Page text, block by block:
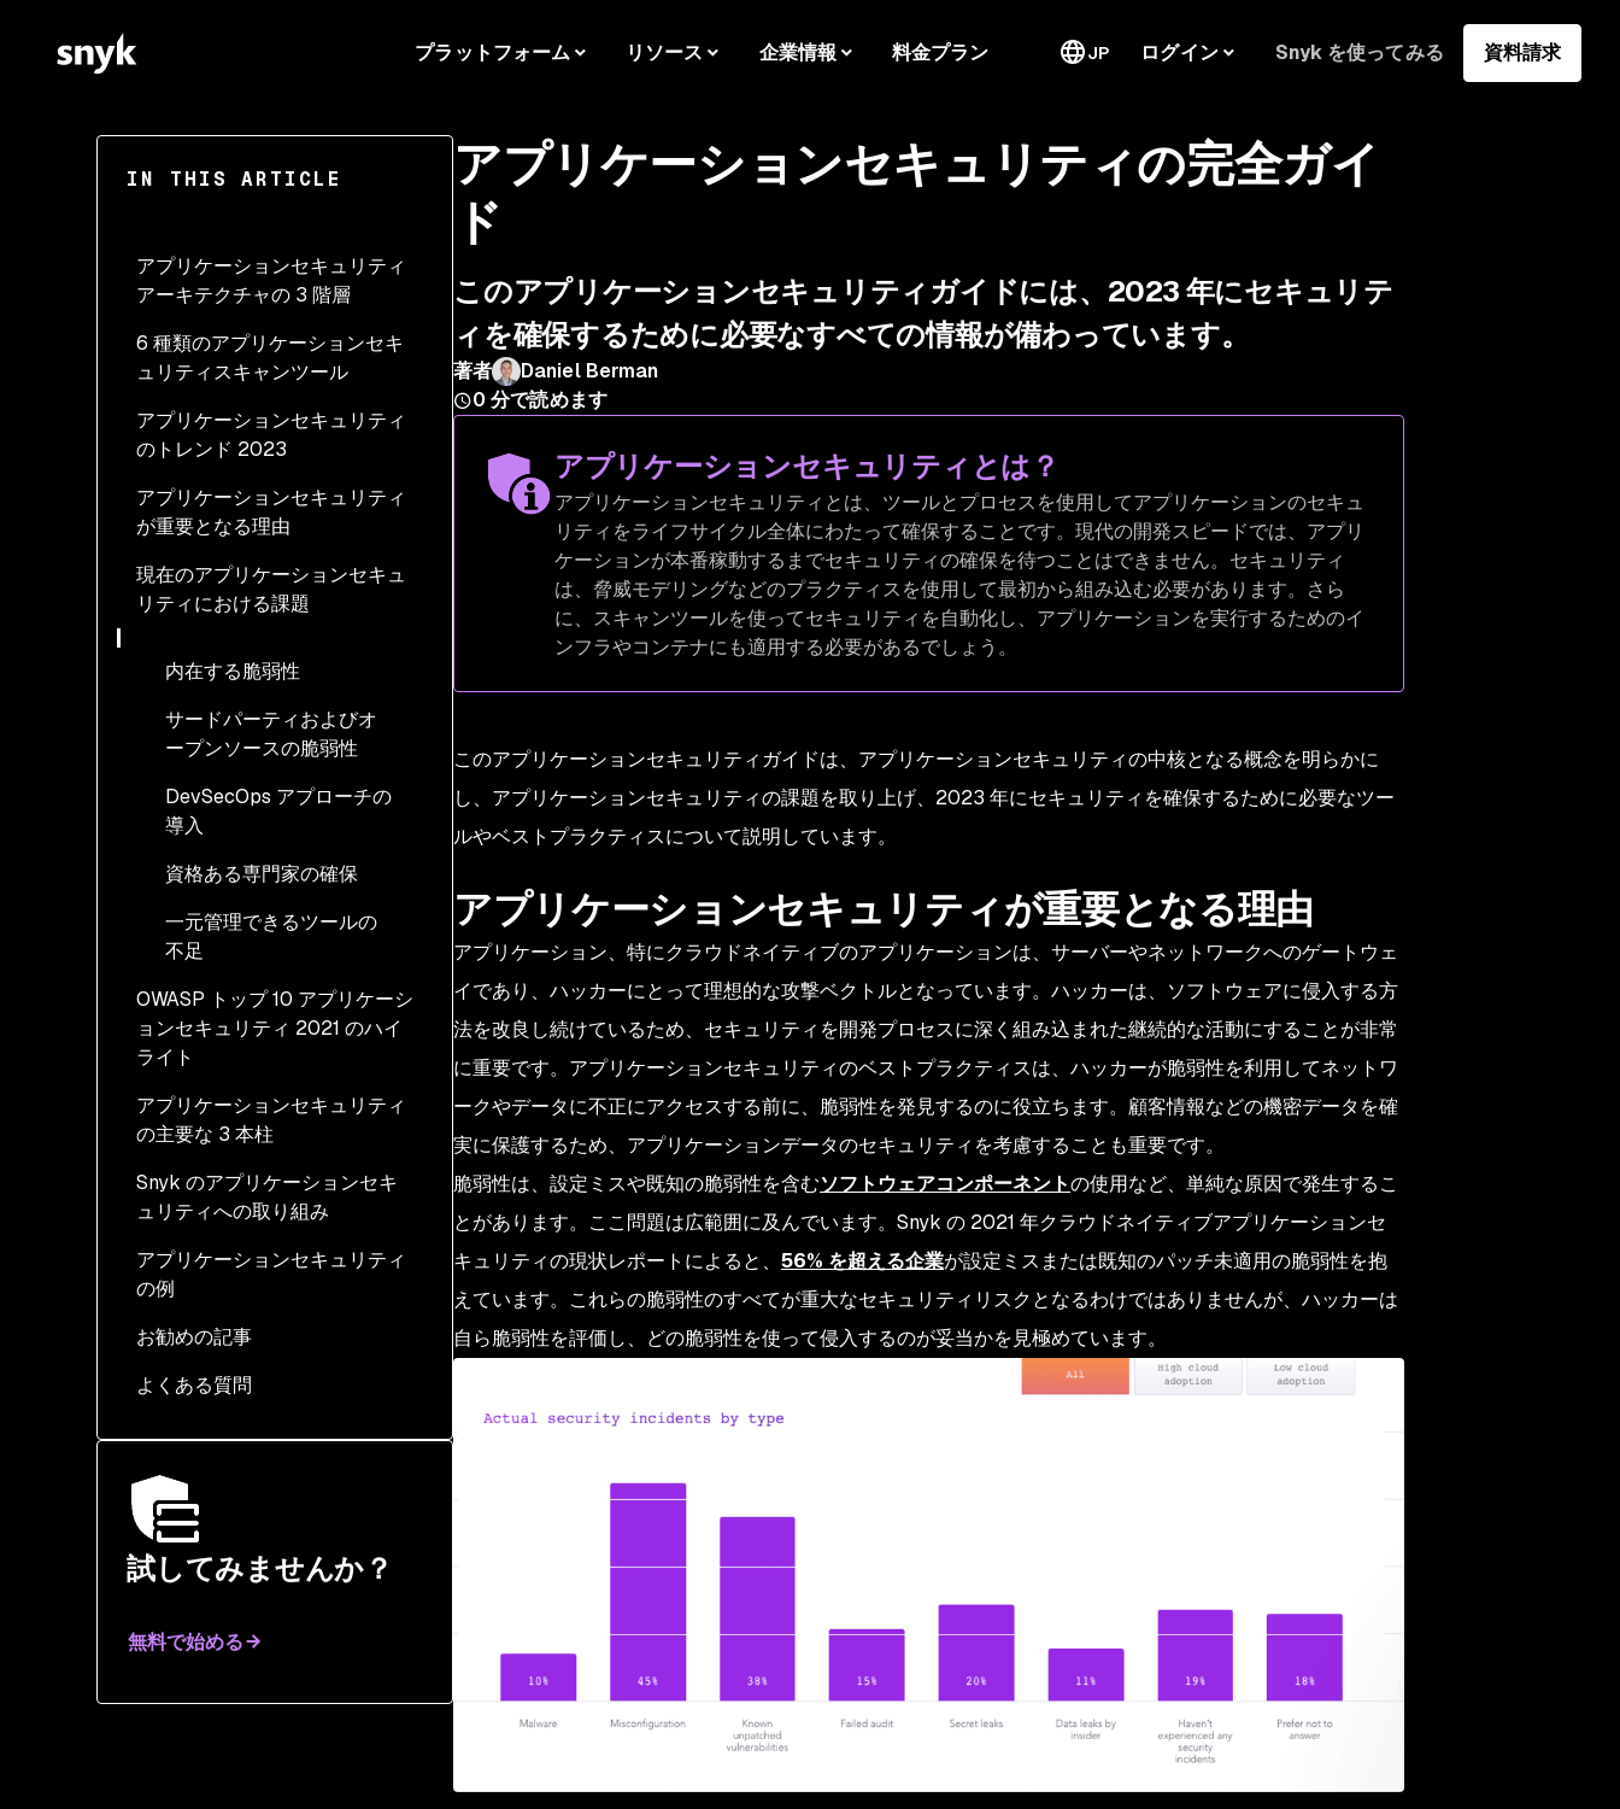
プラットフォーム リソース 企業情報 料金プラン JP ログイン Snyk を使ってみる 資料請求
IN THIS ARTICLE
アプリケーションセキュリティ
アーキテクチャの 3 階層
最上位層: クライアント
最下層: バックエンド
最新のアプリケーション
のアーキテクチャ図
6 種類のアプリケーションセキ
ュリティスキャンツール
アプリケーションセキュリティ
のトレンド 2023
アプリケーションセキュリティ
が重要となる理由
現在のアプリケーションセキュ
リティにおける課題
内在する脆弱性
サードパーティおよびオ
ープンソースの脆弱性
DevSecOps アプローチの
導入
資格ある専門家の確保
一元管理できるツールの
不足
OWASP トップ 10 アプリケーシ
ョンセキュリティ 2021 のハイ
ライト
アプリケーションセキュリティ
の主要な 3 本柱
テクノロジー: ツールセッ
トを見直す
プロセス: 明確化する
を把握する
Snyk のアプリケーションセキ
ュリティへの取り組み
アプリケーションセキュリティ
の例
お勧めの記事
よくある質問
試してみませんか？
無料で始める
アプリケーションセキュリティの完全ガイ
ド
このアプリケーションセキュリティガイドには、2023 年にセキュリテ
ィを確保するために必要なすべての情報が備わっています。
著者
Daniel Berman
0 分で読めます
アプリケーションセキュリティとは？
アプリケーションセキュリティとは、ツールとプロセスを使用してアプリケーションのセキュ
リティをライフサイクル全体にわたって確保することです。現代の開発スピードでは、アプリ
ケーションが本番稼動するまでセキュリティの確保を待つことはできません。セキュリティ
は、脅威モデリングなどのプラクティスを使用して最初から組み込む必要があります。さら
に、スキャンツールを使ってセキュリティを自動化し、アプリケーションを実行するためのイ
ンフラやコンテナにも適用する必要があるでしょう。
このアプリケーションセキュリティガイドは、アプリケーションセキュリティの中核となる概念を明らかに
し、アプリケーションセキュリティの課題を取り上げ、2023 年にセキュリティを確保するために必要なツー
ルやベストプラクティスについて説明しています。
アプリケーションセキュリティが重要となる理由
アプリケーション、特にクラウドネイティブのアプリケーションは、サーバーやネットワークへのゲートウェ
イであり、ハッカーにとって理想的な攻撃ベクトルとなっています。ハッカーは、ソフトウェアに侵入する方
法を改良し続けているため、セキュリティを開発プロセスに深く組み込まれた継続的な活動にすることが非常
に重要です。アプリケーションセキュリティのベストプラクティスは、ハッカーが脆弱性を利用してネットワ
ークやデータに不正にアクセスする前に、脆弱性を発見するのに役立ちます。顧客情報などの機密データを確
実に保護するため、アプリケーションデータのセキュリティを考慮することも重要です。
脆弱性は、設定ミスや既知の脆弱性を含むソフトウェアコンポーネントの使用など、単純な原因で発生するこ
とがあります。ここ問題は広範囲に及んでいます。Snyk の 2021 年クラウドネイティブアプリケーションセ
キュリティの現状レポートによると、 56% を超える企業が設定ミスまたは既知のパッチ未適用の脆弱性を抱
えています。これらの脆弱性のすべてが重大なセキュリティリスクとなるわけではありませんが、ハッカーは
自ら脆弱性を評価し、どの脆弱性を使って侵入するのが妥当かを見極めています。